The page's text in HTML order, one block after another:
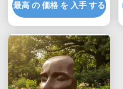
像
最高 の 価格 を 入手 する